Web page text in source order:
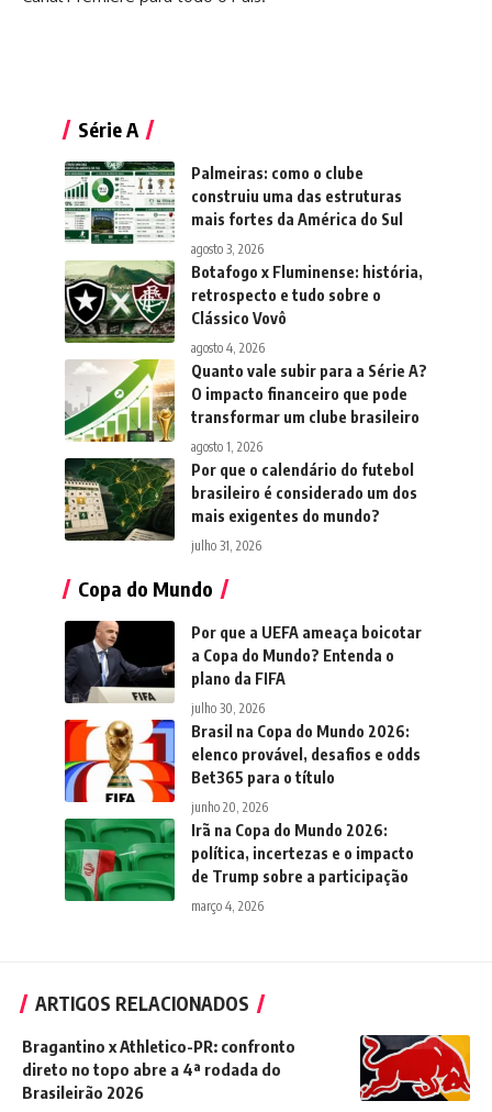
Série A
Palmeiras: como o clube
construiu uma das estruturas
mais fortes da América do Sul
agosto 3, 2026
Botafogo x Fluminense: história,
retrospecto e tudo sobre o
Clássico Vovô
agosto 4, 2026
Quanto vale subir para a Série A?
O impacto financeiro que pode
transformar um clube brasileiro
agosto 1, 2026
Por que o calendário do futebol
brasileiro é considerado um dos
mais exigentes do mundo?
julho 31, 2026
Copa do Mundo
Por que a UEFA ameaça boicotar
a Copa do Mundo? Entenda o
plano da FIFA
julho 30, 2026
Brasil na Copa do Mundo 2026:
elenco provável, desafios e odds
Bet365 para o título
junho 20, 2026
Irã na Copa do Mundo 2026:
política, incertezas e o impacto
de Trump sobre a participação
março 4, 2026
ARTIGOS RELACIONADOS
Bragantino x Athletico-PR: confronto
direto no topo abre a 4ª rodada do
Brasileirão 2026